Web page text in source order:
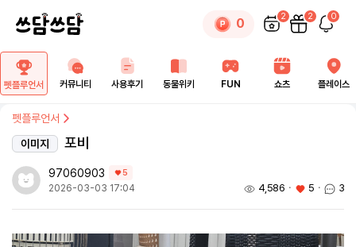
0 2 2 0
펫플루언서 커뮤니티 사용후기 동물위키 FUN 쇼츠 플레이스
펫플루언서
이미지
포비
97060903 5
2026-03-03 17:04 4,586 ㆍ 5 ㆍ 3